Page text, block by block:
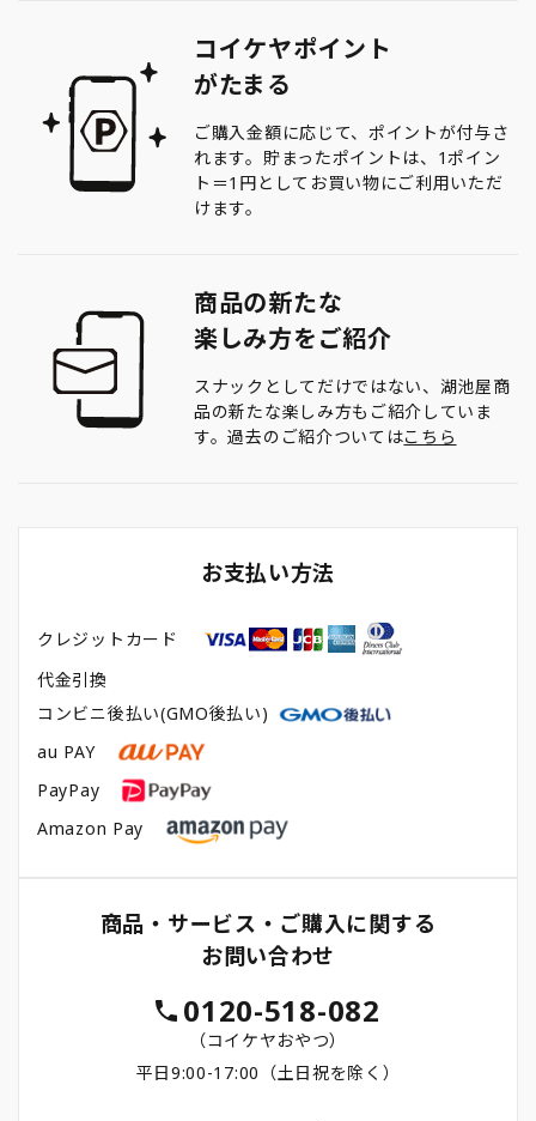
コイケヤポイント
がたまる
ご購入金額に応じて、ポイントが付与さ
れます。貯まったポイントは、1ポイン
ト＝1円としてお買い物にご利用いただ
けます。
商品の新たな
楽しみ方をご紹介
スナックとしてだけではない、湖池屋商
品の新たな楽しみ方もご紹介していま
す。過去のご紹介ついてはこちら
お支払い方法
クレジットカード
代金引換
コンビニ後払い(GMO後払い)
au PAY
PayPay
Amazon Pay
商品・サービス・ご購入に関する
お問い合わせ
0120-518-082
（コイケヤおやつ）
平日9:00-17:00（土日祝を除く）